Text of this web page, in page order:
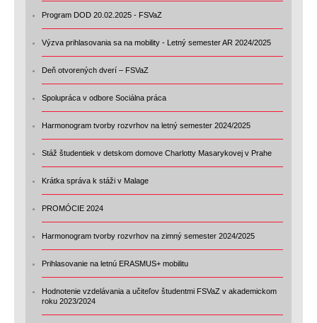
Program DOD 20.02.2025 - FSVaZ
Výzva prihlasovania sa na mobility - Letný semester AR 2024/2025
Deň otvorených dverí – FSVaZ
Spolupráca v odbore Sociálna práca
Harmonogram tvorby rozvrhov na letný semester 2024/2025
Stáž študentiek v detskom domove Charlotty Masarykovej v Prahe
Krátka správa k stáži v Malage
PROMÓCIE 2024
Harmonogram tvorby rozvrhov na zimný semester 2024/2025
Prihlasovanie na letnú ERASMUS+ mobilitu
Hodnotenie vzdelávania a učiteľov študentmi FSVaZ v akademickom
roku 2023/2024